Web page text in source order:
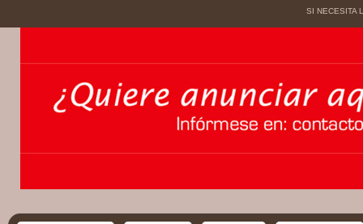
SI NECESITA